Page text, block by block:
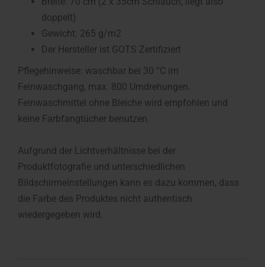
doppelt)
Gewicht: 265 g/m2
Der Hersteller ist GOTS Zertifiziert
Pflegehinweise: waschbar bei 30 °C im
Feinwaschgang, max. 800 Umdrehungen.
Feinwaschmittel ohne Bleiche wird empfohlen und
keine Farbfangtücher benutzen.
Aufgrund der Lichtverhältnisse bei der
Produktfotografie und unterschiedlichen
Bildschirmeinstellungen kann es dazu kommen, dass
die Farbe des Produktes nicht authentisch
wiedergegeben wird.